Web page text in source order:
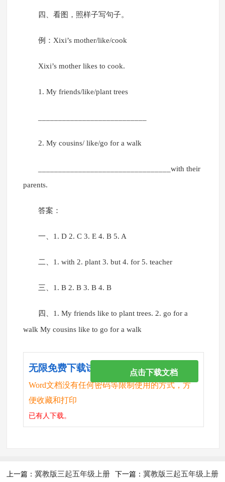
四、看图，照样子写句子。
例：Xixi’s mother/like/cook
Xixi’s mother likes to cook.
1. My friends/like/plant trees
2. My cousins/ like/go for a walk
_________________________________with their
parents.
答案：
一、1. D 2. C 3. E 4. B 5. A
二、1. with 2. plant 3. but 4. for 5. teacher
三、1. B 2. B 3. B 4. B
四、1. My friends like to plant trees. 2. go for a
walk My cousins like to go for a walk
无限免费下载试卷
Word文档没有任何密码等限制使用的方式，方
便收藏和打印
已有人下载。
点击下载文档
上一篇：冀教版三起五年级上册 下一篇： 冀教版三起五年级上册